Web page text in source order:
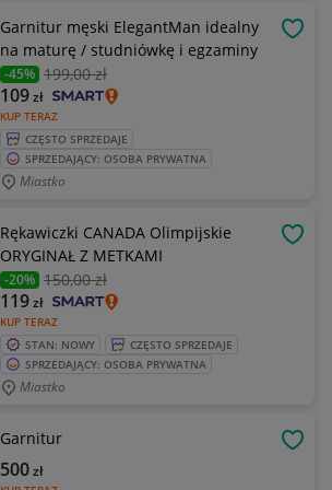
Garnitur męski ElegantMan idealny
na maturę / studniówkę i egzaminy
-45% 199,00 zł
KUP TERAZ
109zł
CZĘSTO SPRZEDAJE
SPRZEDAJĄCY: OSOBA PRYWATNA
Miastko
Rękawiczki CANADA Olimpijskie
ORYGINAŁ Z METKAMI
-20% 150,00 zł
KUP TERAZ
119zł
STAN: NOWY
CZĘSTO SPRZEDAJE
SPRZEDAJĄCY: OSOBA PRYWATNA
Miastko
Garnitur
500zł